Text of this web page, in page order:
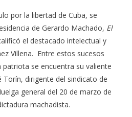
por la libertad de Cuba, se
de Gerardo Machado, El
el destacado intelectual y
Villena. Entre estos sucesos
se encuentra su valiente
dirigente del sindicato de
general del 20 de marzo de
machadista.